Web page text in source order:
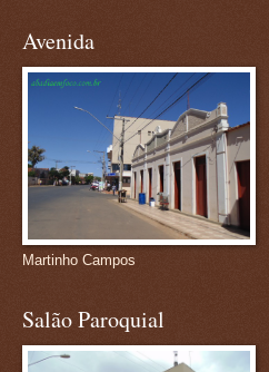
Avenida
Martinho Campos
Salão Paroquial